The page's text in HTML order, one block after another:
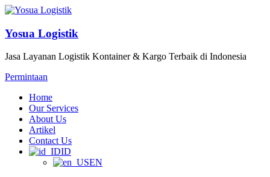
Yosua Logistik
Jasa Layanan Logistik Kontainer & Kargo Terbaik di Indonesia
Permintaan
Home
Our Services
About Us
Artikel
Contact Us
ID
EN